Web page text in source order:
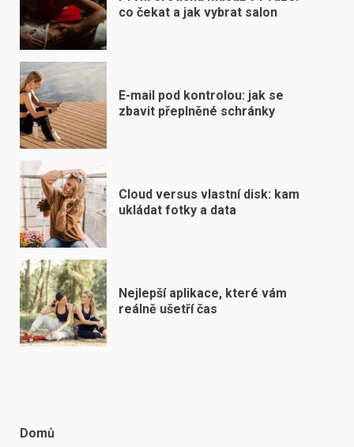
co čekat a jak vybrat salon
E-mail pod kontrolou: jak se
zbavit přeplněné schránky
Cloud versus vlastní disk: kam
ukládat fotky a data
Nejlepší aplikace, které vám
reálně ušetří čas
Domů